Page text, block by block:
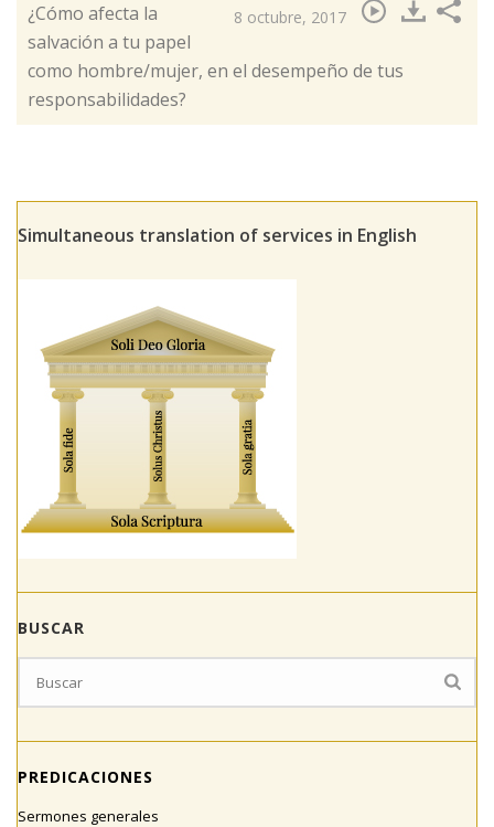
8 octubre, 2017
¿Cómo afecta la
salvación a tu papel
como hombre/mujer, en el desempeño de tus
responsabilidades?​
Simultaneous translation of services in English
BUSCAR
PREDICACIONES
Sermones generales